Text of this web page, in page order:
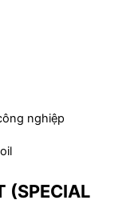
nghiệp
(SPECIAL